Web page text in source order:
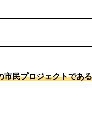
市民プロジェクトであ